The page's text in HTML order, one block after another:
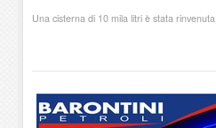
Una cisterna di 10 mila litri è stata